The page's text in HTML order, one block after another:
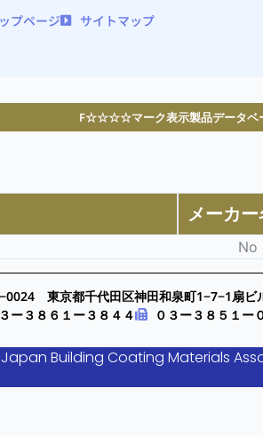
プページ サイトマップ
F☆☆☆☆マーク表示製品データベ
メーカー
No
東京都千代田区神田和泉町1−7−1扇ビ
ー３８６１ー３８４４
０３ー３８５１ー
Building Coating Materials